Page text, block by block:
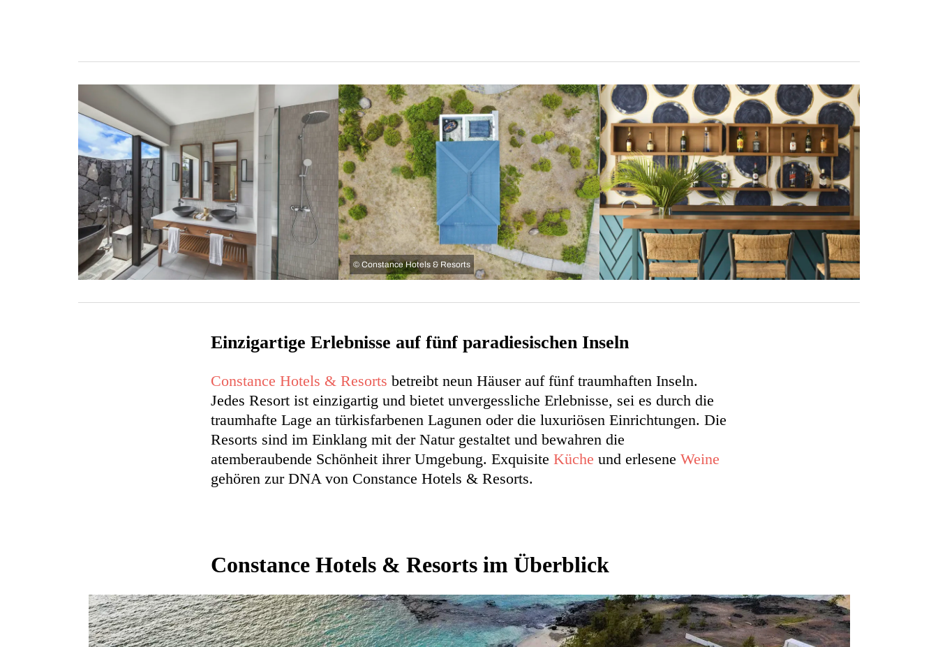
© Constance Hotels & Resorts
Einzigartige Erlebnisse auf fünf paradiesischen Inseln
Constance Hotels & Resorts betreibt neun Häuser auf fünf traumhaften Inseln.
Jedes Resort ist einzigartig und bietet unvergessliche Erlebnisse, sei es durch die
traumhafte Lage an türkisfarbenen Lagunen oder die luxuriösen Einrichtungen. Die
Resorts sind im Einklang mit der Natur gestaltet und bewahren die
atemberaubende Schönheit ihrer Umgebung. Exquisite Küche und erlesene Weine
gehören zur DNA von Constance Hotels & Resorts.
Constance Hotels & Resorts im Überblick